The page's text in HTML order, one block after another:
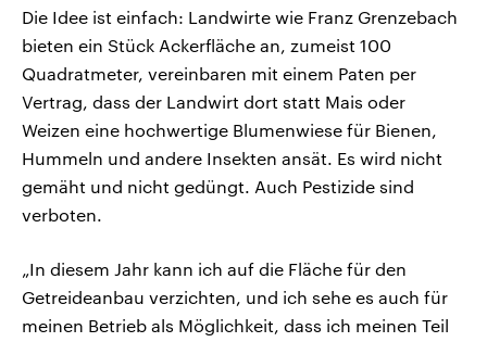
Die Idee ist einfach: Landwirte wie Franz Grenzebach
bieten ein Stück Ackerfläche an, zumeist 100
Quadratmeter, vereinbaren mit einem Paten per
Vertrag, dass der Landwirt dort statt Mais oder
Weizen eine hochwertige Blumenwiese für Bienen,
Hummeln und andere Insekten ansät. Es wird nicht
gemäht und nicht gedüngt. Auch Pestizide sind
verboten.
„In diesem Jahr kann ich auf die Fläche für den
Getreideanbau verzichten, und ich sehe es auch für
meinen Betrieb als Möglichkeit, dass ich meinen Teil